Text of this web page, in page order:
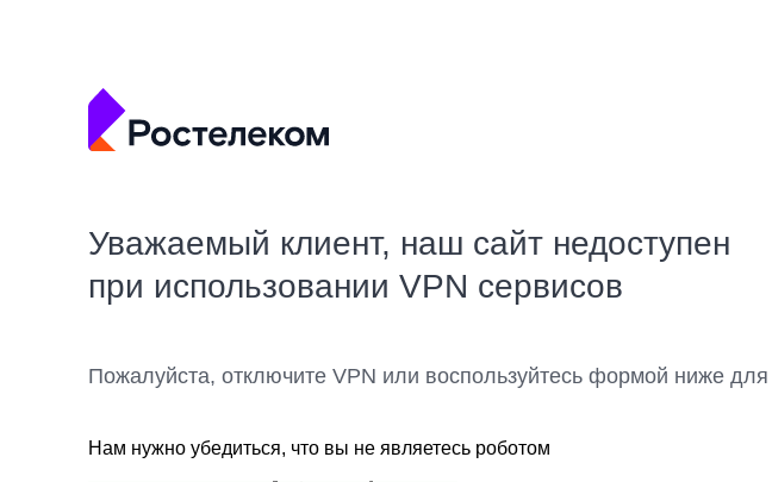
Уважаемый клиент, наш сайт недоступен
при использовании VPN сервисов
Пожалуйста, отключите VPN или воспользуйтесь формой ниже для
Нам нужно убедиться, что вы не являетесь роботом